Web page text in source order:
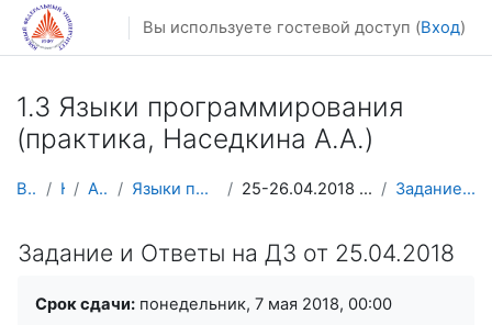
Перейти к основному содержанию
Вы используете гостевой доступ (Вход)
1.3 Языки программирования
(практика, Наседкина А.А.)
В начало Курсы Архив курсов Языки программирования Наседкина АА 25-26.04.2018 Двумерные массивы в динамической памяти Задание и Ответы на ДЗ от 25.04.2018
Задание и Ответы на ДЗ от 25.04.2018
Срок сдачи: понедельник, 7 мая 2018, 00:00